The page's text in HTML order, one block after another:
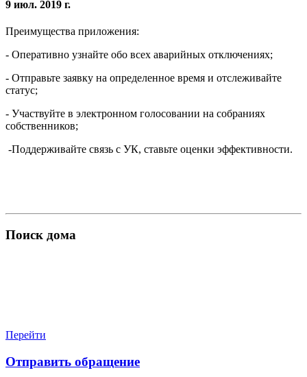
9 июл. 2019 г.
Преимущества приложения:
- Оперативно узнайте обо всех аварийных отключениях;
- Отправьте заявку на определенное время и отслеживайте
статус;
- Участвуйте в электронном голосовании на собраниях
собственников;
-Поддерживайте связь с УК, ставьте оценки эффективности.
Поиск дома
Перейти
Отправить обращение